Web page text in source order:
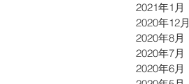
2021年1月
2020年12月
2020年8月
2020年7月
2020年6月